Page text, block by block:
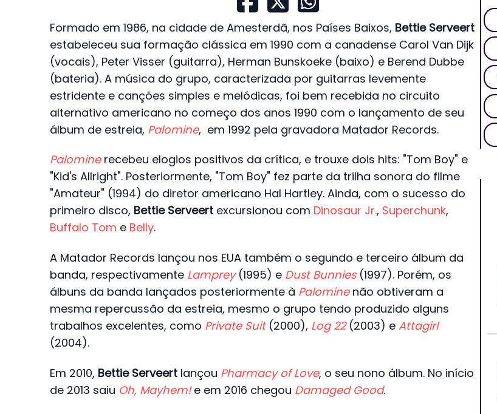
Formado em 1986, na cidade de Amesterdã, nos Países Baixos, Bettie Serveert
estabeleceu sua formação clássica em 1990 com a canadense Carol Van Dijk
(vocais), Peter Visser (guitarra), Herman Bunskoeke (baixo) e Berend Dubbe
(bateria). A música do grupo, caracterizada por guitarras levemente
estridente e canções simples e melódicas, foi bem recebida no circuito
alternativo americano no começo dos anos 1990 com o lançamento de seu
álbum de estreia, Palomine, em 1992 pela gravadora Matador Records.
Palominerecebeu elogios positivos da crítica, e trouxe dois hits: "Tom Boy" e
"Kid's Allright". Posteriormente, "Tom Boy" fez parte da trilha sonora do filme
"Amateur" (1994) do diretor americano Hal Hartley. Ainda, com o sucesso do
primeiro disco, Bettie Serveert excursionou com Dinosaur Jr., Superchunk,
Buffalo Tom e Belly.
A Matador Records lançou nos EUA também o segundo e terceiro álbum da
banda, respectivamente Lamprey(1995) e Dust Bunnies(1997). Porém, os
álbuns da banda lançados posteriormente à Palominenão obtiveram a
mesma repercussão da estreia, mesmo o grupo tendo produzido alguns
trabalhos excelentes, como Private Suit(2000), Log 22(2003) e Attagirl
(2004).
Em 2010, Bettie Serveert lançou Pharmacy of Love, o seu nono álbum. No início
de 2013 saiu Oh, Mayhem!e em 2016 chegou Damaged Good.